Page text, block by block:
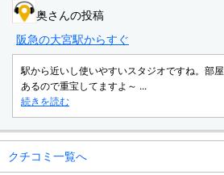
奥さんの投稿
阪急の大宮駅からすぐ
駅から近いし使いやすいスタジオですね。部
あるので重宝してますよ～ ...
続きを読む
クチコミ一覧へ